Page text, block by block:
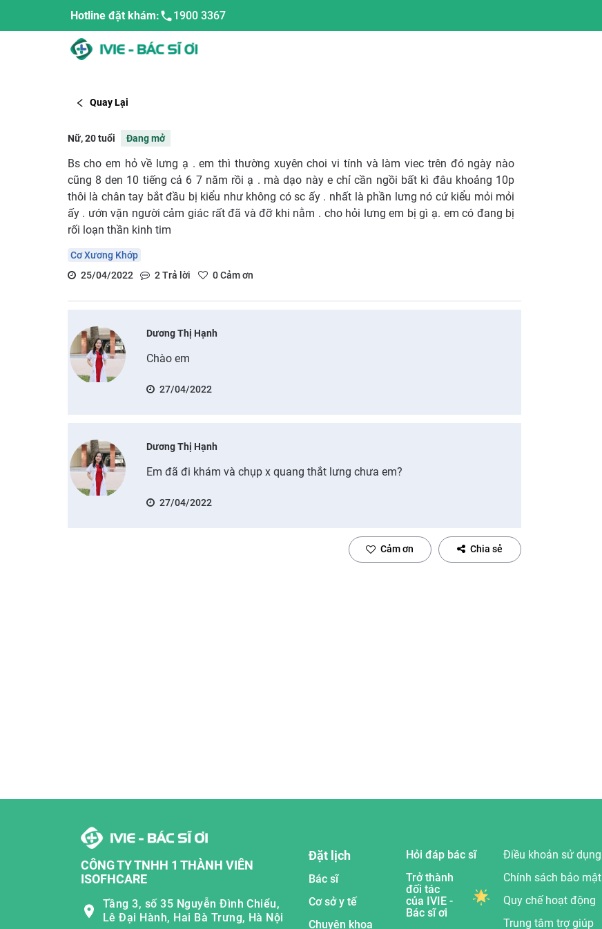
Hotline đặt khám: 1900 3367
Quay Lại
Nữ, 20 tuổi Đang mở
Bs cho em hỏ về lưng ạ . em thì thường xuyên choi vi tính và làm viec trên đó ngày nào
cũng 8 den 10 tiếng cả 6 7 năm rồi ạ . mà dạo này e chỉ cần ngồi bất kì đâu khoảng 10p
thôi là chân tay bắt đầu bị kiểu như không có sc ấy . nhất là phần lưng nó cứ kiểu mỏi mỏi
ấy . ướn vặn người cảm giác rất đã và đỡ khi nằm . cho hỏi lưng em bị gì ạ. em có đang bị
rối loạn thần kinh tim
Cơ Xương Khớp
25/04/2022
2Trả lời 0Cảm ơn
Dương Thị Hạnh
Chào em
27/04/2022
Dương Thị Hạnh
Em đã đi khám và chụp x quang thắt lưng chưa em?
27/04/2022
Cảm ơn Chia sẻ
CÔNG TY TNHH 1 THÀNH VIÊN
ISOFHCARE
Tầng 3, số 35 Nguyễn Đình Chiểu,
Lê Đại Hành, Hai Bà Trưng, Hà Nội
Đặt lịch
Bác sĩ
Cơ sở y tế
Chuyên khoa
Hỏi đáp bác sĩ
Trở thành
đối tác
của IVIE -
Bác sĩ ơi
Điều khoản sử dụng
Chính sách bảo mật
Quy chế hoạt động
Trung tâm trợ giúp